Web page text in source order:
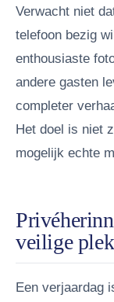
Verwacht niet
telefoon bezig
enthousiaste
andere gasten
completer
Het doel is niet
mogelijk echte
veilige plek
Een verjaardag